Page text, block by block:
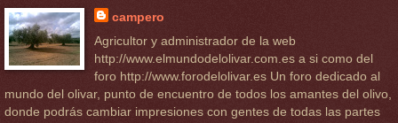
campero
Agricultor y administrador de la web
http://www.elmundodelolivar.com.es a si como del
foro http://www.forodelolivar.es Un foro dedicado al
mundo del olivar, punto de encuentro de todos los amantes del olivo,
donde podrás cambiar impresiones con gentes de todas las partes